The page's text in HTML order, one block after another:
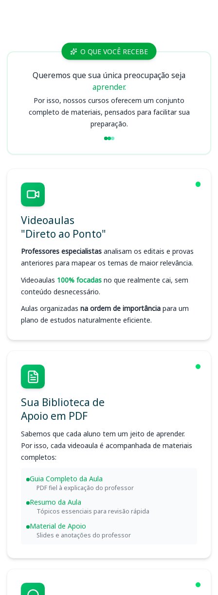
Cursos O QUE VOCÊ RECEBE
Queremos que sua única preocupação seja
aprender.
Por isso, nossos cursos oferecem um conjunto
completo de materiais, pensados para facilitar sua
preparação.
Videoaulas
"Direto ao Ponto"
Professores especialistas analisam os editais e provas
anteriores para mapear os temas de maior relevância.
Videoaulas 100% focadas no que realmente cai, sem
conteúdo desnecessário.
Aulas organizadas na ordem de importância para um
plano de estudos naturalmente eficiente.
Sua Biblioteca de
Apoio em PDF
Sabemos que cada aluno tem um jeito de aprender.
Por isso, cada videoaula é acompanhada de materiais
completos:
Guia Completo da Aula
PDF fiel à explicação do professor
Resumo da Aula
Tópicos essenciais para revisão rápida
Material de Apoio
Slides e anotações do professor